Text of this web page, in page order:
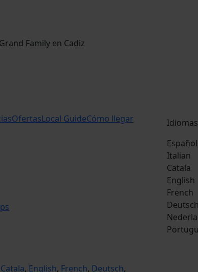
Family en Cadiz
OfertasLocal GuideCómo llegar
Catala, English, French, Deutsch,
Idiomas
Español
Italian
Catala
English
French
Deutsch